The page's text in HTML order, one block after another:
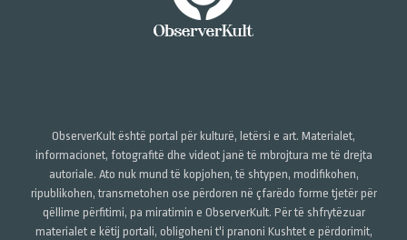
ObserverKult është portal për kulturë, letërsi e art. Materialet,
informacionet, fotografitë dhe videot janë të mbrojtura me të drejta
autoriale. Ato nuk mund të kopjohen, të shtypen, modifikohen,
ripublikohen, transmetohen ose përdoren në çfarëdo forme tjetër për
qëllime përfitimi, pa miratimin e ObserverKult. Për të shfrytëzuar
materialet e këtij portali, obligoheni t'i pranoni Kushtet e përdorimit,